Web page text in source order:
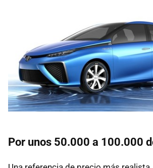
Por unos 50.000 a 100.000